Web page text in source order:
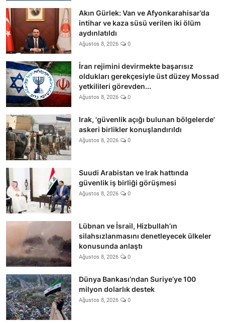
Akın Gürlek: Van ve Afyonkarahisar’da
intihar ve kaza süsü verilen iki ölüm
aydınlatıldı
Ağustos 8, 2026 0
İran rejimini devirmekte başarısız
oldukları gerekçesiyle üst düzey Mossad
yetkilileri görevden...
Ağustos 8, 2026 0
Irak, 'güvenlik açığı bulunan bölgelerde'
askeri birlikler konuşlandırıldı
Ağustos 8, 2026 0
Suudi Arabistan ve Irak hattında
güvenlik iş birliği görüşmesi
Ağustos 8, 2026 0
Lübnan ve İsrail, Hizbullah’ın
silahsızlanmasını denetleyecek ülkeler
konusunda anlaştı
Ağustos 8, 2026 0
Dünya Bankası’ndan Suriye’ye 100
milyon dolarlık destek
Ağustos 8, 2026 0